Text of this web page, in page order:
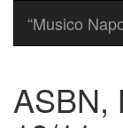
“Musico
ASBN,